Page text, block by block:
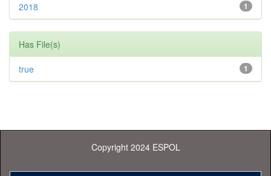
1
2018
Has File(s)
1
true
Copyright 2024 ESPOL